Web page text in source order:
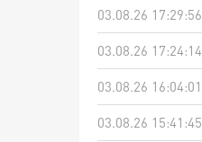
03.08.26 17:29:56
03.08.26 17:24:14
03.08.26 16:04:01
03.08.26 15:41:45